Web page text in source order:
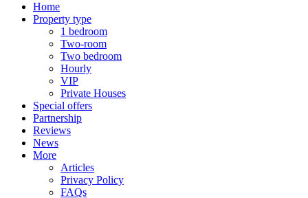
Home
Property type
1 bedroom
Two-room
Two bedroom
Hourly
VIP
Private Houses
Special offers
Partnership
Reviews
News
More
Articles
Privacy Policy
FAQs